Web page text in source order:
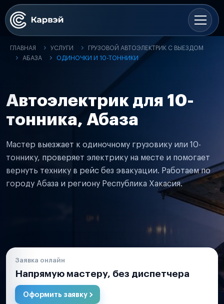
ГЛАВНАЯ УСЛУГИ
ГРУЗОВОЙ АВТОЭЛЕКТРИК С ВЫЕЗДОМ
АБАЗА
ОДИНОЧКИ И 10-ТОННИКИ
Автоэлектрик для 10-
тонника, Абаза
Мастер выезжает к одиночному грузовику или 10-
тоннику, проверяет электрику на месте и помогает
вернуть технику в рейс без эвакуации. Работаем по
городу Абаза и региону Республика Хакасия.
Заявка онлайн
Напрямую мастеру, без диспетчера
Оформить заявку